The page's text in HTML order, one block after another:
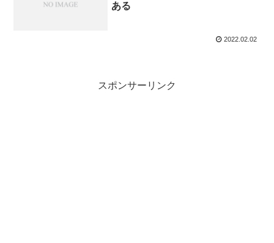
ある
2022.02.02
スポンサーリンク